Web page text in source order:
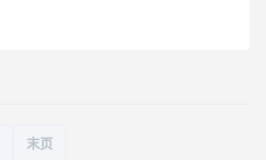
末页